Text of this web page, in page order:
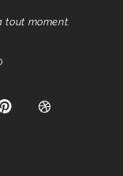
tout moment.